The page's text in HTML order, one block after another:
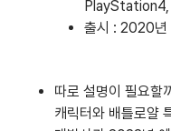
PlayStation4,
출시 : 2020년
따로 설명이 필요할
캐릭터와 배틀로얄